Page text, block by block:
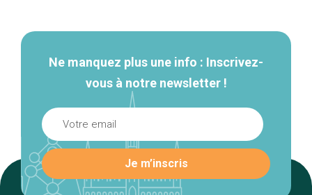
Ne manquez plus une info : Inscrivez-
vous à notre newsletter !